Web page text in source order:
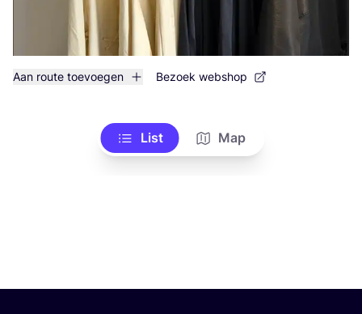
Aan route toevoegen Bezoek webshop
List Map